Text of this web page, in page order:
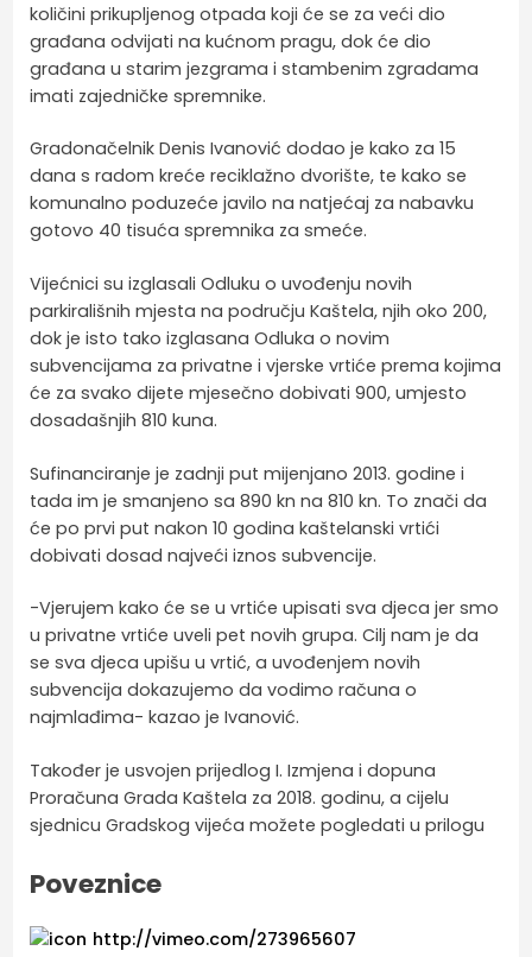
količini prikupljenog otpada koji će se za veći dio
građana odvijati na kućnom pragu, dok će dio
građana u starim jezgrama i stambenim zgradama
imati zajedničke spremnike.
Gradonačelnik Denis Ivanović dodao je kako za 15
dana s radom kreće reciklažno dvorište, te kako se
komunalno poduzeće javilo na natjećaj za nabavku
gotovo 40 tisuća spremnika za smeće.
Vijećnici su izglasali Odluku o uvođenju novih
parkirališnih mjesta na području Kaštela, njih oko 200,
dok je isto tako izglasana Odluka o novim
subvencijama za privatne i vjerske vrtiće prema kojima
će za svako dijete mjesečno dobivati 900, umjesto
dosadašnjih 810 kuna.
Sufinanciranje je zadnji put mijenjano 2013. godine i
tada im je smanjeno sa 890 kn na 810 kn. To znači da
će po prvi put nakon 10 godina kaštelanski vrtići
dobivati dosad najveći iznos subvencije.
-Vjerujem kako će se u vrtiće upisati sva djeca jer smo
u privatne vrtiće uveli pet novih grupa. Cilj nam je da
se sva djeca upišu u vrtić, a uvođenjem novih
subvencija dokazujemo da vodimo računa o
najmlađima- kazao je Ivanović.
Također je usvojen prijedlog I. Izmjena i dopuna
Proračuna Grada Kaštela za 2018. godinu, a cijelu
sjednicu Gradskog vijeća možete pogledati u prilogu
Poveznice
http://vimeo.com/273965607